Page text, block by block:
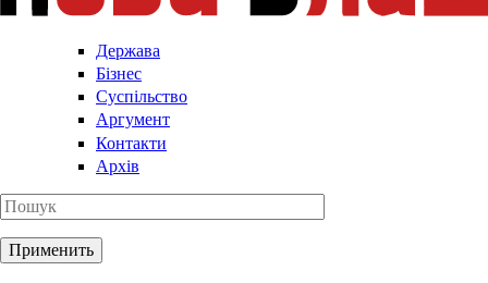
Держава
Бізнес
Суспільство
Аргумент
Контакти
Архів